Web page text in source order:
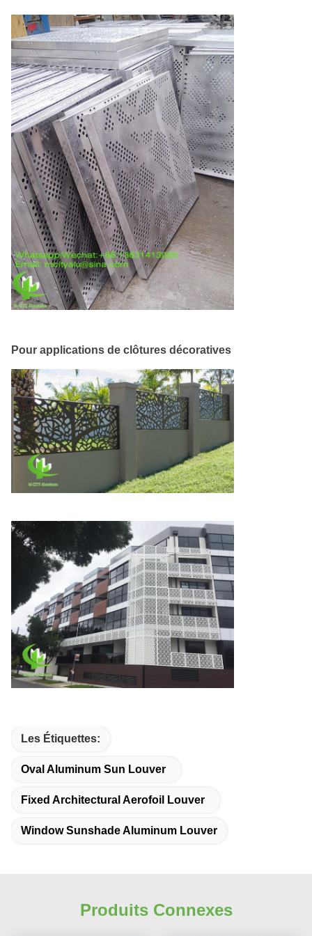
Pour applications de clôtures décoratives
Les Étiquettes:
Oval Aluminum Sun Louver
Fixed Architectural Aerofoil Louver
Window Sunshade Aluminum Louver
Produits Connexes